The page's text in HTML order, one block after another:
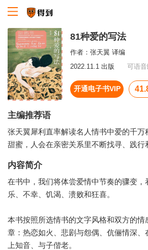
81种爱的写法
作者： 张天翼 译编
2022.11.1 出版
可语
开通电子书VIP
主编推荐语
张天翼犀利直率解读名人情书中爱的千万
甜蜜，人会在亲密关系里不断找寻、践行
内容简介
在书中，我们将体尝爱情中节奏的骤变，
乐、不幸、饥渴、溃败和狂喜。
本书按照所选情书的文字风格和双方的情
章：热恋如火、悲剧与怨偶、伉俪情深、
上知音、与子偕老。